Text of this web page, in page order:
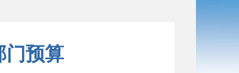
门预算